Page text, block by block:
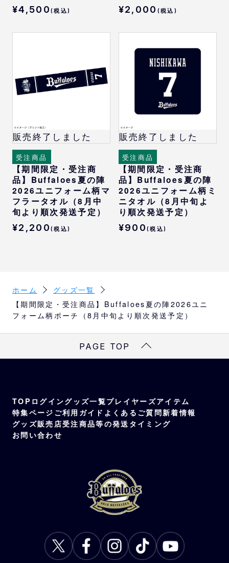
¥4,500 (税込) ¥2,000 (税込)
販売終了しました
受注商品
【期間限定・受注商
品】Buffaloes夏の陣
2026ユニフォーム柄マ
フラータオル（8月中
旬より順次発送予定）
¥2,200 (税込)
販売終了しました
受注商品
【期間限定・受注商
品】Buffaloes夏の陣
2026ユニフォーム柄ミ
ニタオル（8月中旬よ
り順次発送予定）
¥900(税込)
ホーム
グッズ一覧
【期間限定・受注商品】Buffaloes夏の陣2026ユニ
フォーム柄ポーチ（8月中旬より順次発送予定）
PAGE TOP
TOP ログイングッズ一覧プレイヤーズアイテム
特集ページ ご利用ガイド よくあるご質問新着情報
グッズ販売店受注商品等の発送タイミング
お問い合わせ